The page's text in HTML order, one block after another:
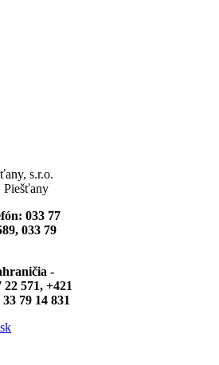
s.r.o.
Piešťany
033 77
033 79
-
571, +421
79 14 831